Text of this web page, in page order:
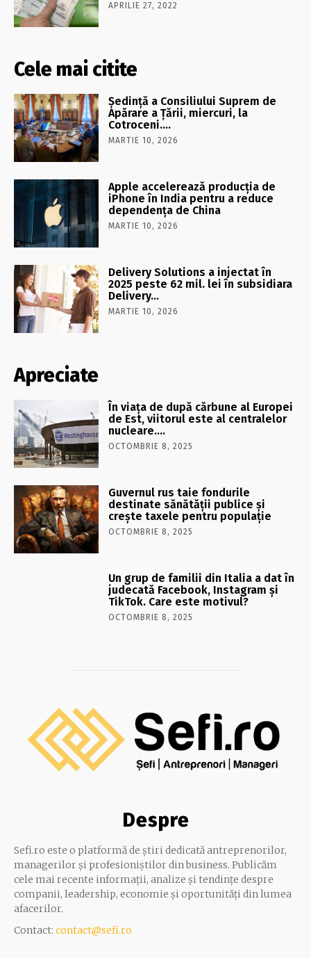
APRILIE 27, 2022
Cele mai citite
Şedinţă a Consiliului Suprem de
Apărare a Ţării, miercuri, la
Cotroceni….
MARTIE 10, 2026
Apple accelerează producția de
iPhone în India pentru a reduce
dependența de China
MARTIE 10, 2026
Delivery Solutions a injectat în
2025 peste 62 mil. lei în subsidiara
Delivery…
MARTIE 10, 2026
Apreciate
În viaţa de după cărbune al Europei
de Est, viitorul este al centralelor
nucleare….
OCTOMBRIE 8, 2025
Guvernul rus taie fondurile
destinate sănătății publice și
crește taxele pentru populație
OCTOMBRIE 8, 2025
Un grup de familii din Italia a dat în
judecată Facebook, Instagram și
TikTok. Care este motivul?
OCTOMBRIE 8, 2025
Despre
Sefi.ro este o platformă de știri dedicată antreprenorilor,
managerilor și profesioniștilor din business. Publicăm
cele mai recente informații, analize și tendințe despre
companii, leadership, economie și oportunități din lumea
afacerilor.
Contact: contact@sefi.ro